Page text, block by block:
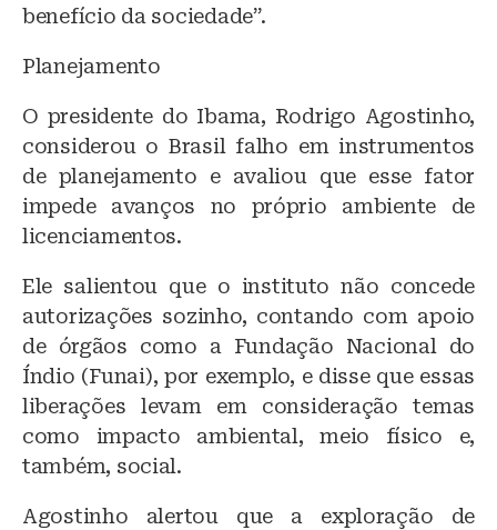
benefício da sociedade”.
Planejamento
O presidente do Ibama, Rodrigo Agostinho,
considerou o Brasil falho em instrumentos
de planejamento e avaliou que esse fator
impede avanços no próprio ambiente de
licenciamentos.
Ele salientou que o instituto não concede
autorizações sozinho, contando com apoio
de órgãos como a Fundação Nacional do
Índio (Funai), por exemplo, e disse que essas
liberações levam em consideração temas
como impacto ambiental, meio físico e,
também, social.
Agostinho alertou que a exploração de